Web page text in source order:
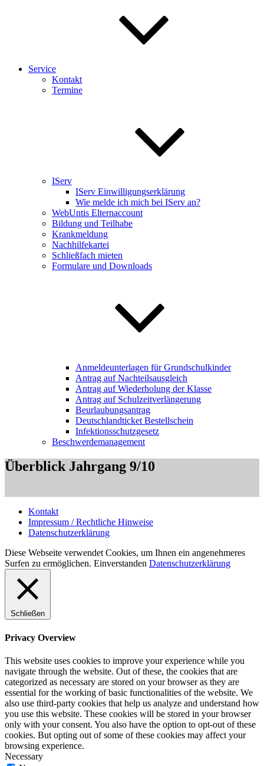
Service
Kontakt
Termine
IServ
IServ Einwilligungserklärung
Wie melde ich mich bei IServ an?
WebUntis Elternaccount
Bildung und Teilhabe
Krankmeldung
Nachhilfekartei
Schließfach mieten
Formulare und Downloads
Anmeldeunterlagen für Grundschulkinder
Antrag auf Nachteilsausgleich
Antrag auf Wiederholung der Klasse
Antrag auf Schulzeitverlängerung
Beurlaubungsantrag
Deutschlandticket Bestellschein
Infektionsschutzgesetz
Beschwerdemanagement
Überblick Jahrgang 9/10
Kontakt
Impressum / Rechtliche Hinweise
Datenschutzerklärung
Diese Webseite verwendet Cookies, um Ihnen ein angenehmeres
Surfen zu ermöglichen. Einverstanden Datenschutzerklärung
Schließen
Privacy Overview
This website uses cookies to improve your experience while you
navigate through the website. Out of these, the cookies that are
categorized as necessary are stored on your browser as they are
essential for the working of basic functionalities of the website. We
also use third-party cookies that help us analyze and understand how
you use this website. These cookies will be stored in your browser
only with your consent. You also have the option to opt-out of these
cookies. But opting out of some of these cookies may affect your
browsing experience.
Necessary